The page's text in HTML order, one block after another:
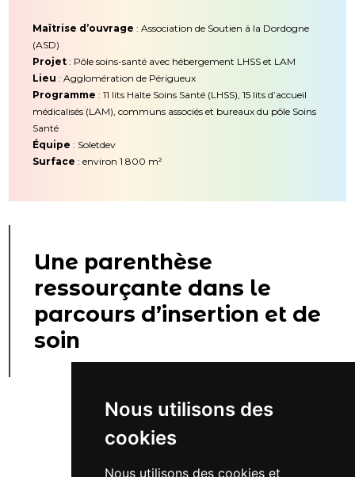
Nous utilisons des
cookies
Nous utilisons des cookies et
Maîtrise d’ouvrage : Association de Soutien â la Dordogne
(ASD)
Projet : Pôle soins-santé avec hébergement LHSS et LAM
Lieu : Agglomération de Périgueux
Programme : 11 lits Halte Soins Santé (LHSS), 15 lits d’accueil
médicalisés (LAM), communs associés et bureaux du pôle Soins
Santé
Équipe : Soletdev
Surface : environ 1 800 m²
Une parenthèse
ressourçante dans le
parcours d’insertion et de
soin
Retour...